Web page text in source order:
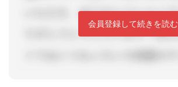
会員登録して続きを読む